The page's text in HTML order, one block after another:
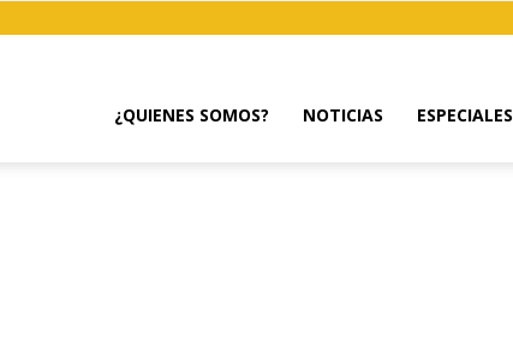
¿QUIENES SOMOS? NOTICIAS ESPECIALES